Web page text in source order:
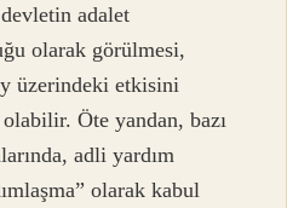
adalet
olarak görülmesi,
üzerindeki etkisini
Öte yandan, bazı
adli yardım
olarak kabul